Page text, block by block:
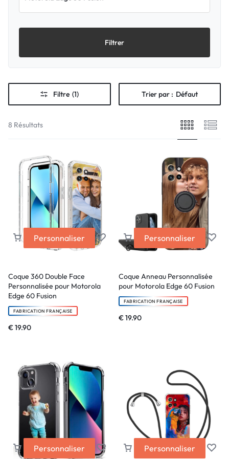
Filtrer
Filtre (1) Trier par : Défaut
8 Résultats
Personnaliser
Coque 360 Double Face
Personnalisée pour Motorola
Edge 60 Fusion
FABRICATION FRANÇAISE
€19.90
Personnaliser
Coque Anneau Personnalisée
pour Motorola Edge 60 Fusion
FABRICATION FRANÇAISE
€19.90
Personnaliser Personnaliser